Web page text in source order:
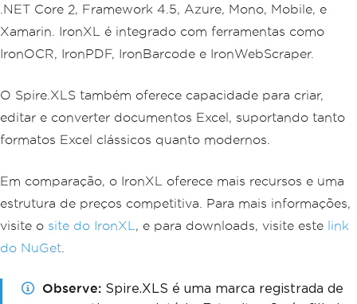
.NET Core 2, Framework 4.5, Azure, Mono, Mobile, e
Xamarin. IronXL é integrado com ferramentas como
IronOCR, IronPDF, IronBarcode e IronWebScraper.
O Spire.XLS também oferece capacidade para criar,
editar e converter documentos Excel, suportando tanto
formatos Excel clássicos quanto modernos.
Em comparação, o IronXL oferece mais recursos e uma
estrutura de preços competitiva. Para mais informações,
visite o site do IronXL , e para downloads, visite este link
do NuGet
Observe
Spire.XLS é uma marca registrada de